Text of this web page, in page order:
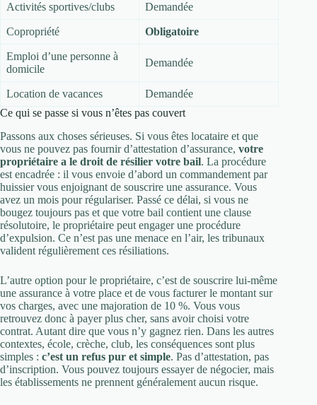
Activités sportives/clubs Demandée
Copropriété Obligatoire
Emploi d’une personne à
domicile
Demandée
Location de vacances
Demandée
Ce qui se passe si vous n’êtes pas couvert
Passons aux choses sérieuses. Si vous êtes locataire et que
vous ne pouvez pas fournir d’attestation d’assurance, votre
propriétaire a le droit de résilier votre bail. La procédure
est encadrée : il vous envoie d’abord un commandement par
huissier vous enjoignant de souscrire une assurance. Vous
avez un mois pour régulariser. Passé ce délai, si vous ne
bougez toujours pas et que votre bail contient une clause
résolutoire, le propriétaire peut engager une procédure
d’expulsion. Ce n’est pas une menace en l’air, les tribunaux
valident régulièrement ces résiliations.
L’autre option pour le propriétaire, c’est de souscrire lui-même
une assurance à votre place et de vous facturer le montant sur
vos charges, avec une majoration de 10 %. Vous vous
retrouvez donc à payer plus cher, sans avoir choisi votre
contrat. Autant dire que vous n’y gagnez rien. Dans les autres
contextes, école, crèche, club, les conséquences sont plus
simples : c’est un refus pur et simple. Pas d’attestation, pas
d’inscription. Vous pouvez toujours essayer de négocier, mais
les établissements ne prennent généralement aucun risque.